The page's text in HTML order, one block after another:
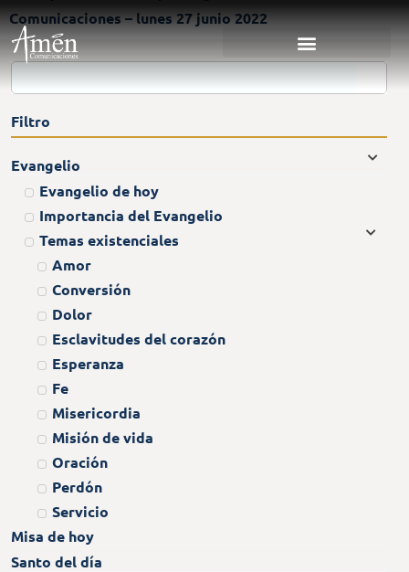
Comunicaciones – lunes 27 junio 2022
Filtro
Evangelio
Evangelio de hoy
Importancia del Evangelio
Temas existenciales
Amor
Conversión
Dolor
Esclavitudes del corazón
Esperanza
Fe
Misericordia
Misión de vida
Oración
Perdón
Servicio
Misa de hoy
Santo del día